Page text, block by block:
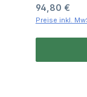
Regulärer
94,80 €
Preise inkl.